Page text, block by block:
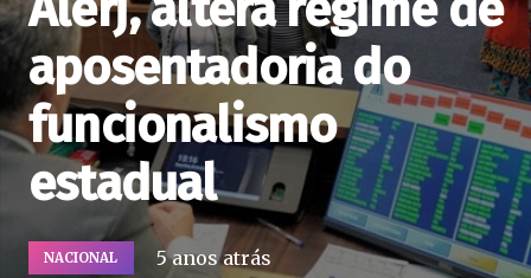
aposentadoria do
funcionalismo
estadual
NACIONAL 5 anos atrás